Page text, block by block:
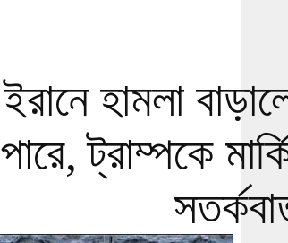
ইরানে হামলা
পারে, ট্রাম্পকে